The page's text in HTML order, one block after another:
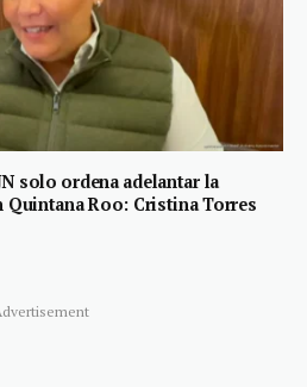
solo ordena adelantar la
Quintana Roo: Cristina Torres